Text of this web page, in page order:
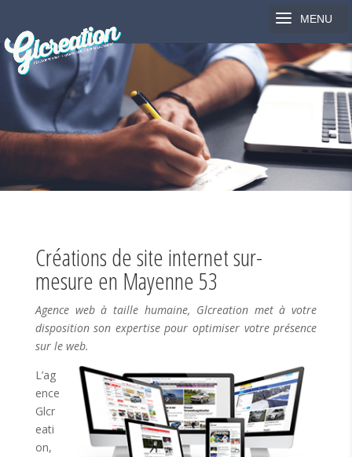
Créations de site internet sur-
mesure en Mayenne 53
Agence web à taille humaine, Glcreation met à votre
disposition son expertise pour optimiser votre présence
sur le web.
L’ag
ence
Glcr
eati
on,